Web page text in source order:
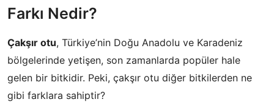
Farkı Nedir?
Çakşır otu, Türkiye’nin Doğu Anadolu ve Karadeniz
bölgelerinde yetişen, son zamanlarda popüler hale
gelen bir bitkidir. Peki, çakşır otu diğer bitkilerden ne
gibi farklara sahiptir?